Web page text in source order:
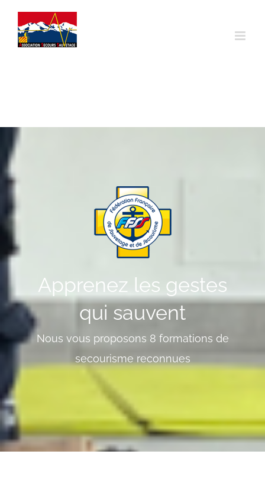
Apprenez les gestes
qui sauvent
Nous vous proposons 8 formations de
secourisme reconnues